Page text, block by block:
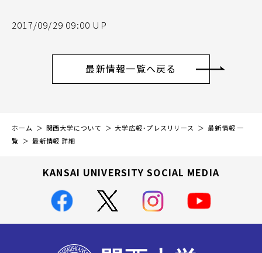
2017/09/29 09:00 UP
最新情報一覧へ戻る
ホーム 関西大学について 大学広報・プレスリリース
最新情報 一
覧
最新情報 詳細
KANSAI UNIVERSITY SOCIAL MEDIA